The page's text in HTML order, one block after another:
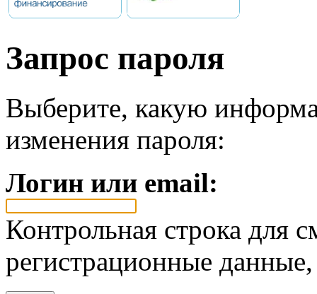
Запрос пароля
Выберите, какую
изменения пароля:
Логин или email:
Контрольная строка для
регистрационные